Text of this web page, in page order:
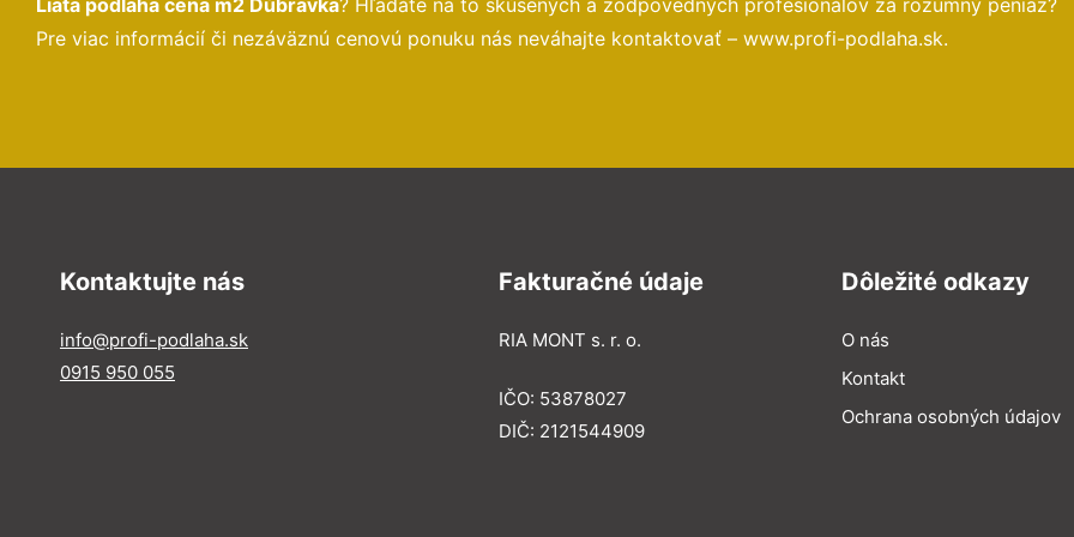
Pre viac informácií či nezáväznú cenovú ponuku nás neváhajte kontaktovať – www.profi-podlaha.sk.
Kontaktujte nás
info@profi-podlaha.sk
0915 950 055
Fakturačné údaje
RIA MONT s. r. o.
IČO: 53878027
DIČ: 2121544909
Dôležité odkazy
O nás
Kontakt
Ochrana osobných údajov